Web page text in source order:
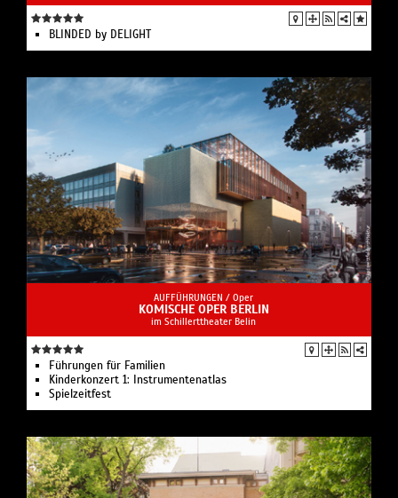
BLINDED by DELIGHT
AUFFÜHRUNGEN / Oper
KOMISCHE OPER BERLIN
im Schillerttheater Belin
Führungen für Familien
Kinderkonzert 1: Instru­men­ten­atlas
Spielzeit­fest